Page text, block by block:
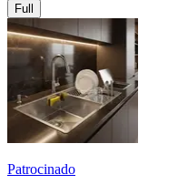
Full
Patrocinado